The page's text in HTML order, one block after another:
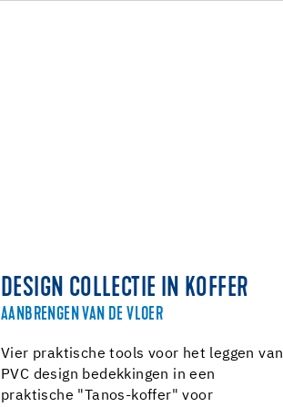
DESIGN COLLECTIE IN KOFFER
AANBRENGEN VAN DE VLOER
Vier praktische tools voor het leggen van
PVC design bedekkingen in een
praktische "Tanos-koffer" voor